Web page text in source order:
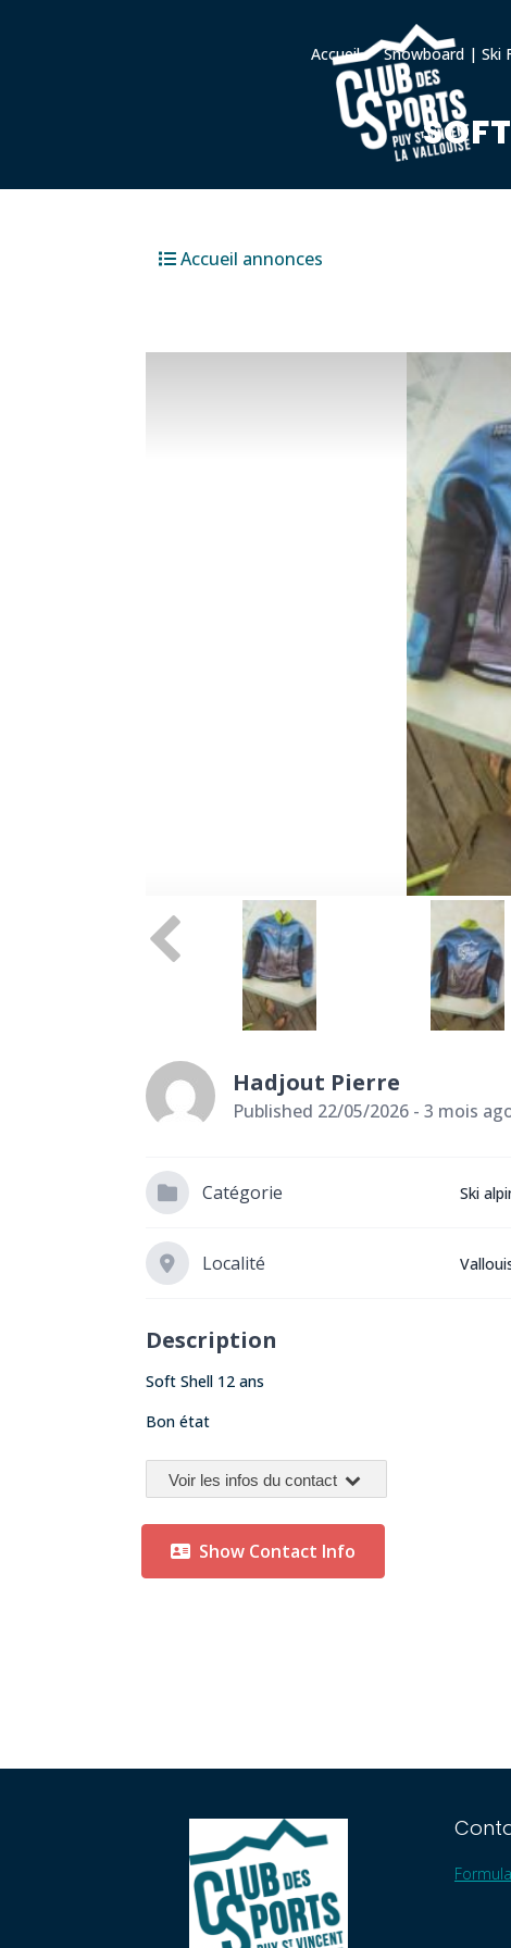
Accueil Snowboard | Ski
Accueil annonces
Hadjout Pierre
Published 22/05/2026 - 3 mois
Catégorie Ski
Localité
Description
Soft Shell 12 ans
Bon état
Voir les infos du contact
Show Contact Info